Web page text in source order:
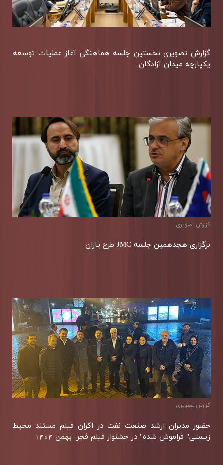
گزارش تصویری نخستین جلسه هماهنگی آغاز عملیات توسعه
یكپارچه میدان آزادگان
گزارش تصويری
برگزاری هجدهمین جلسه JMC طرح یاران
گزارش تصويری
حضور مدیران ارشد صنعت نفت در اكران فیلم مستند محیط
زیستی" فراموش شده" در جشنوار فیلم فجر- بهمن 1404